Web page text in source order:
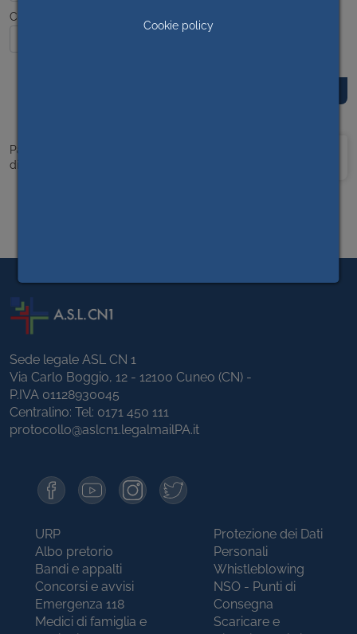
Contenuto
Pagina 1
di 1
Sede legale ASL CN 1
Via Carlo Boggio, 12 - 12100 Cuneo (CN) -
P.IVA 01128930045
Centralino: Tel: 0171 450 111
protocollo@aslcn1.legalmailPA.it
URP
Albo pretorio
Bandi e appalti
Concorsi e avvisi
Emergenza 118
Medici di famiglia e
Protezione dei Dati
Personali
Whistleblowing
NSO - Punti di
Consegna
Scaricare e
Cookie policy